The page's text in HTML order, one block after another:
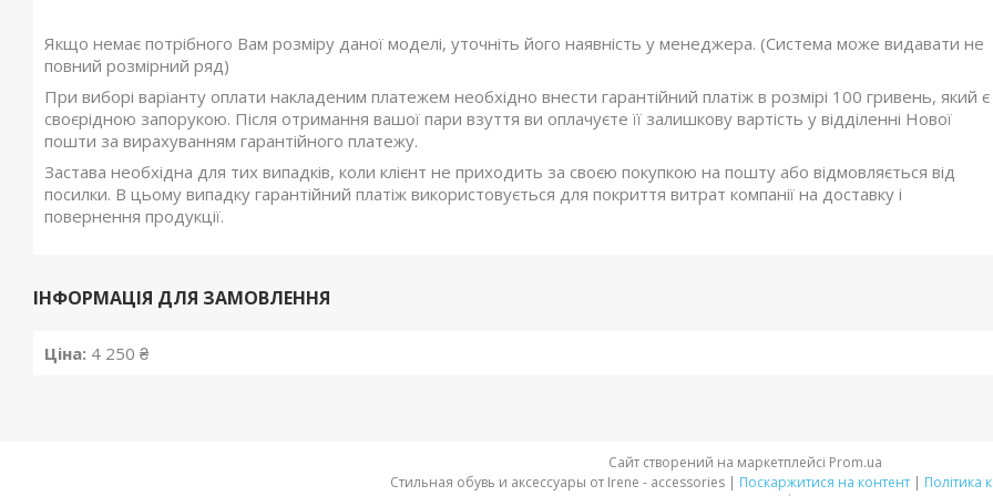
Якщо немає потрібного Вам розміру даної моделі, уточніть його наявність у менеджера. (Система може видавати не
повний розмірний ряд)
При виборі варіанту оплати накладеним платежем необхідно внести гарантійний платіж в розмірі 100 гривень, який є
своєрідною запорукою. Після отримання вашої пари взуття ви оплачуєте її залишкову вартість у відділенні Нової
пошти за вирахуванням гарантійного платежу.
Застава необхідна для тих випадків, коли клієнт не приходить за своєю покупкою на пошту або відмовляється від
посилки. В цьому випадку гарантійний платіж використовується для покриття витрат компанії на доставку і
повернення продукції.
ІНФОРМАЦІЯ ДЛЯ ЗАМОВЛЕННЯ
Ціна: 4 250 ₴
Сайт створений на маркетплейсі Prom.ua
Стильная обувь и аксессуары от Irene - accessories | Поскаржитися на контент | Політика